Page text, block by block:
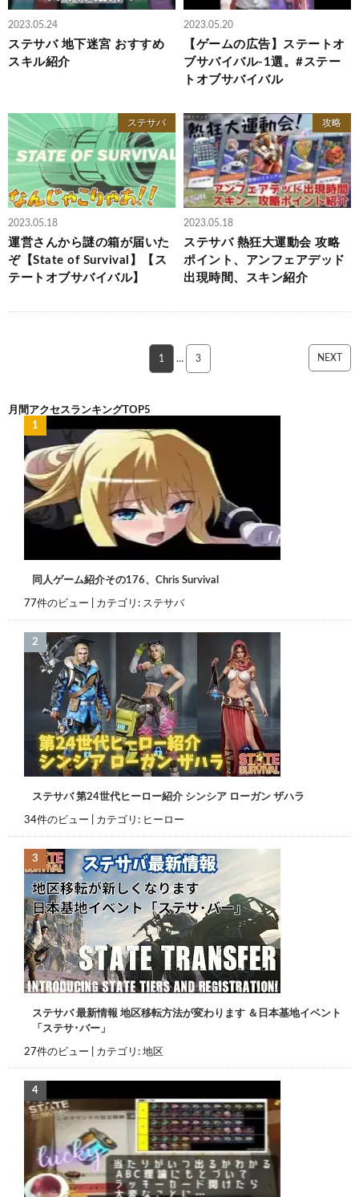
2023.05.24
ステサバ 地下迷宮 おすすめ
スキル紹介
2023.05.20
【ゲームの広告】ステートオ
ブサバイバル-1選。#ステー
トオブサバイバル
ステサバ
2023.05.18
運営さんから謎の箱が届いた
ぞ【State of Survival】【ス
テートオブサバイバル】
攻略
2023.05.18
ステサバ 熱狂大運動会 攻略
ポイント、アンフェアデッド
出現時間、スキン紹介
1 … 3 NEXT
月間アクセスランキングTOP5
同人ゲーム紹介その176、Chris Survival
77件のビュー カテゴリ: ステサバ
ステサバ 第24世代ヒーロー紹介 シンシア ローガン ザハラ
34件のビュー カテゴリ: ヒーロー
ステサバ 最新情報 地区移転方法が変わります ＆日本基地イベント
「ステサ･バー」
27件のビュー カテゴリ: 地区